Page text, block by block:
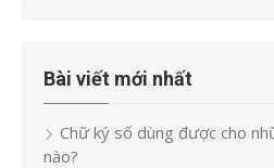
Bài viết mới nhất
Chữ ký số dùng được cho
nào?